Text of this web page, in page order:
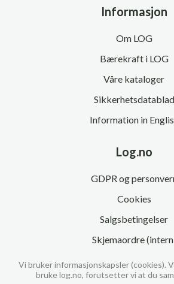
Informasjon
Om LOG
Bærekraft i LOG
Våre kataloger
Sikkerhetsdatablad
Information in
Log.no
GDPR og
Cookies
Salgsbetingelser
Skjemaordre
Vi bruker informasjonskapsler (cookies).
bruke log.no, forutsetter vi at du